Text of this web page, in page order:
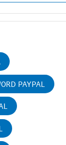
PAYPAL